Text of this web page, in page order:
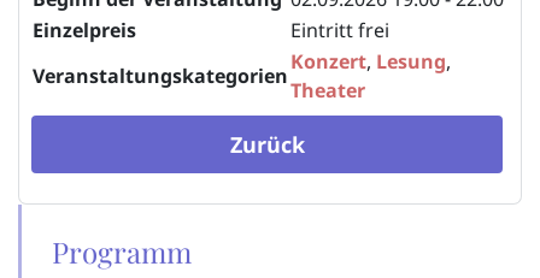
Einzelpreis
Eintritt frei
Veranstaltungskategorien
Konzert, Lesung,
Theater
Zurück
Programm